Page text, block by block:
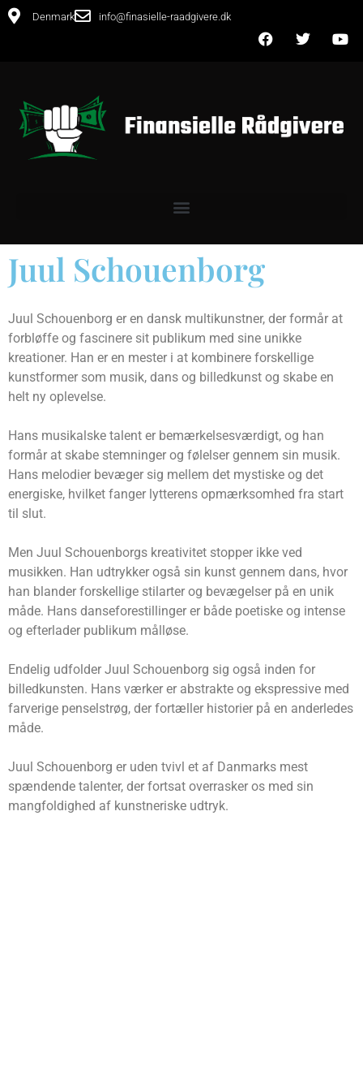
Denmark info@finasielle-raadgivere.dk
Juul Schouenborg
Juul Schouenborg er en dansk multikunstner, der formår at
forbløffe og fascinere sit publikum med sine unikke
kreationer. Han er en mester i at kombinere forskellige
kunstformer som musik, dans og billedkunst og skabe en
helt ny oplevelse.
Hans musikalske talent er bemærkelsesværdigt, og han
formår at skabe stemninger og følelser gennem sin musik.
Hans melodier bevæger sig mellem det mystiske og det
energiske, hvilket fanger lytterens opmærksomhed fra start
til slut.
Men Juul Schouenborgs kreativitet stopper ikke ved
musikken. Han udtrykker også sin kunst gennem dans, hvor
han blander forskellige stilarter og bevægelser på en unik
måde. Hans danseforestillinger er både poetiske og intense
og efterlader publikum målløse.
Endelig udfolder Juul Schouenborg sig også inden for
billedkunsten. Hans værker er abstrakte og ekspressive med
farverige penselstrøg, der fortæller historier på en anderledes
måde.
Juul Schouenborg er uden tvivl et af Danmarks mest
spændende talenter, der fortsat overrasker os med sin
mangfoldighed af kunstneriske udtryk.